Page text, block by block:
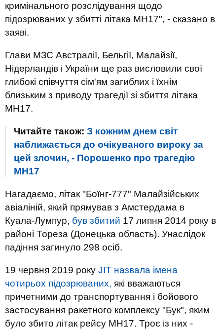
кримінального розслідування щодо
підозрюваних у збитті літака MH17", - сказано в
заяві.
Глави МЗС Австралії, Бельгії, Малайзії,
Нідерландів і України ще раз висловили свої
глибокі співчуття сім'ям загиблих і їхнім
близьким з приводу трагедії зі збиття літака
MH17.
Читайте також: З кожним днем світ
наближається до очікуваного вироку за
цей злочин, - Порошенко про трагедію
МН17
Нагадаємо, літак "Боїнг-777" Малайзійських
авіаліній, який прямував з Амстердама в
Куала-Лумпур, був збитий 17 липня 2014 року в
районі Тореза (Донецька область). Унаслідок
падіння загинуло 298 осіб.
19 червня 2019 року JIT назвала імена
чотирьох підозрюваних, які вважаються
причетними до транспортування і бойового
застосування ракетного комплексу "Бук", яким
було збито літак рейсу МН17. Троє із них -